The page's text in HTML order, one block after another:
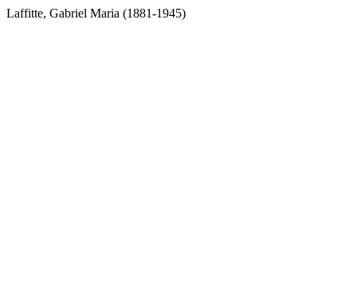
Laffitte, Gabriel Maria (1881-1945)